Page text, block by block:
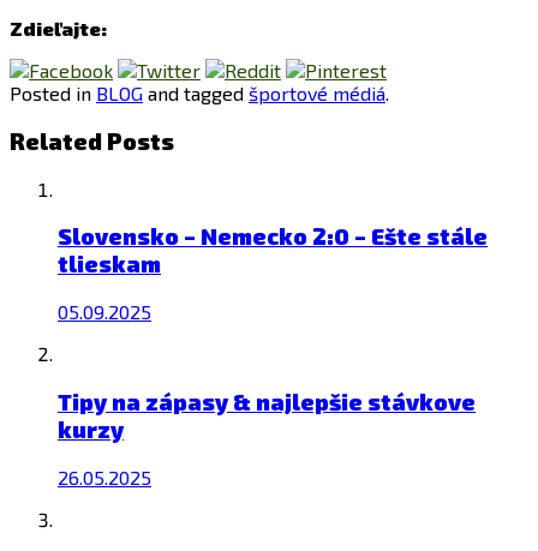
Zdieľajte:
Posted in BLOG and tagged športové médiá.
Related Posts
Slovensko – Nemecko 2:0 – Ešte stále
tlieskam
05.09.2025
Tipy na zápasy & najlepšie stávkove
kurzy
26.05.2025